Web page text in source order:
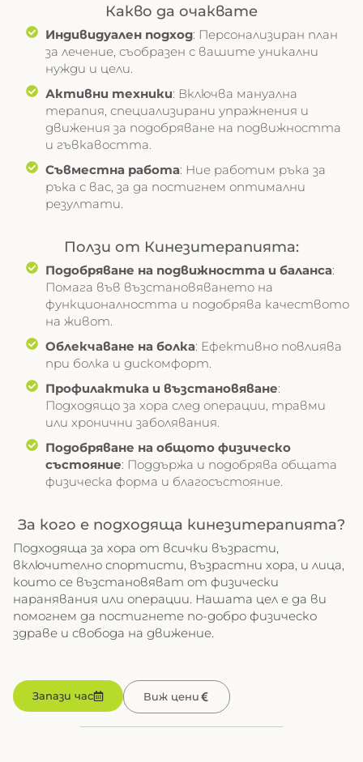
Какво да очаквате
Индивидуален подход: Персонализиран план
за лечение, съобразен с вашите уникални
нужди и цели.
Активни техники: Включва мануална
терапия, специализирани упражнения и
движения за подобряване на подвижността
и гъвкавостта.
Съвместна работа: Ние работим ръка за
ръка с вас, за да постигнем оптимални
резултати.
Ползи от Кинезитерапията:
Подобряване на подвижността и баланса:
Помага във възстановяването на
функционалността и подобрява качеството
на живот.
Облекчаване на болка: Ефективно повлиява
при болка и дискомфорт.
Профилактика и възстановяване:
Подходящо за хора след операции, травми
или хронични заболявания.
Подобряване на общото физическо
състояние: Поддържа и подобрява общата
физическа форма и благосъстояние.
За кого е подходяща кинезитерапията?
Подходяща за хора от всички възрасти,
включително спортисти, възрастни хора, и лица,
които се възстановяват от физически
наранявания или операции. Нашата цел е да ви
помогнем да постигнете по-добро физическо
здраве и свобода на движение.
Запази час Виж цени